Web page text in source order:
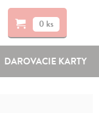
0 ks
DAROVACIE KARTY